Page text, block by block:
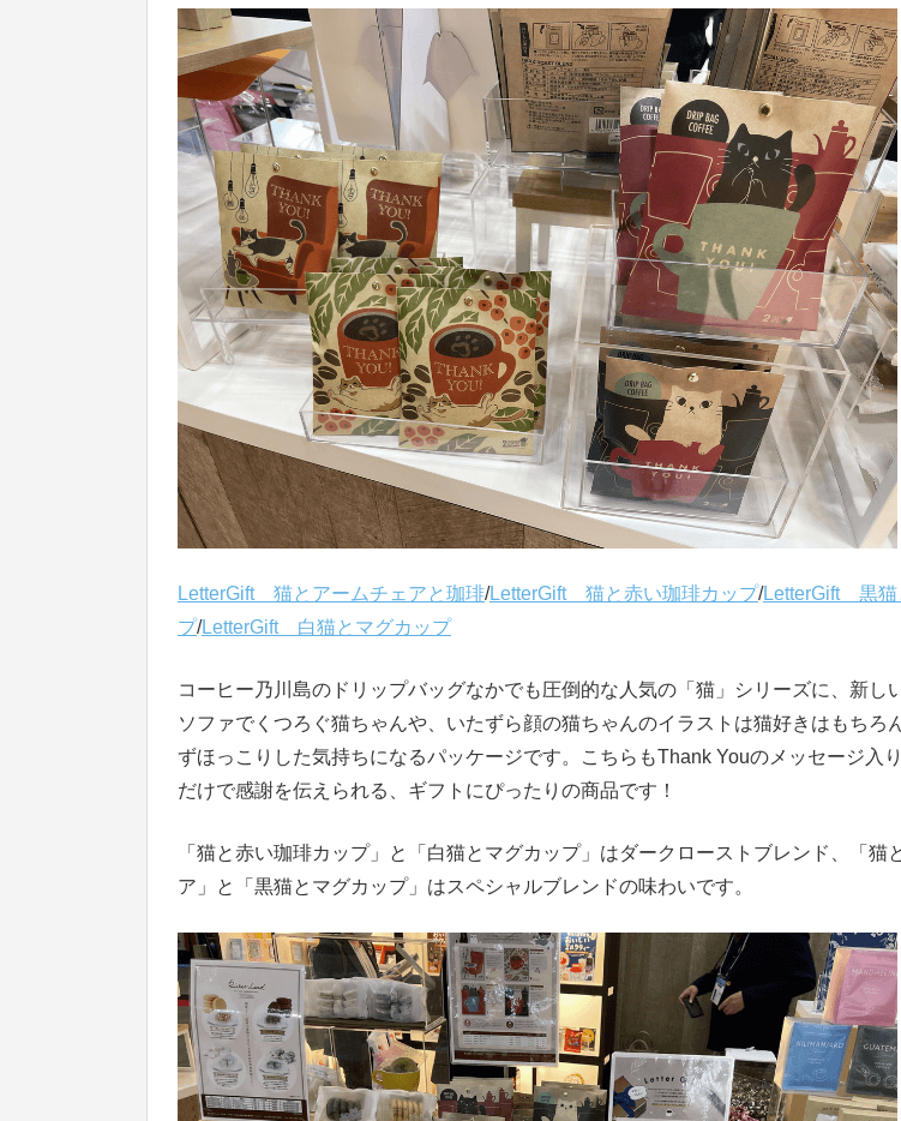
LetterGift 猫とアームチェアと珈琲/LetterGift 猫と赤い珈琲カップ/LetterGift 黒猫
プ/LetterGift 白猫とマグカップ
コーヒー乃川島のドリップバッグなかでも圧倒的な人気の「猫」シリーズに、新し
ソファでくつろぐ猫ちゃんや、いたずら顔の猫ちゃんのイラストは猫好きはもちろ
ずほっこりした気持ちになるパッケージです。こちらもThank Youのメッセージ入
だけで感謝を伝えられる、ギフトにぴったりの商品です！
「猫と赤い珈琲カップ」と「白猫とマグカップ」はダークローストブレンド、「猫
ア」と「黒猫とマグカップ」はスペシャルブレンドの味わいです。